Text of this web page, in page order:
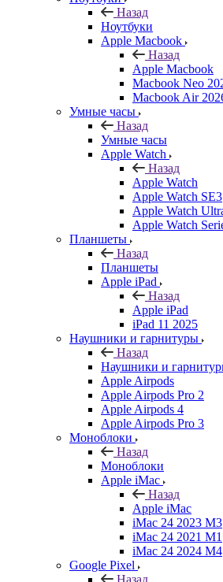
Назад
Ноутбуки
Apple Macbook
Назад
Apple Macbook
Macbook Neo
Macbook Air
Умные часы
Назад
Умные часы
Apple Watch
Назад
Apple Watch
Apple Watch SE3
Apple Watch
Apple Watch
Планшеты
Назад
Планшеты
Apple iPad
Назад
Apple iPad
iPad 11 2025
Наушники и гарнитуры
Назад
Наушники и
Apple Airpods
Apple Airpods Pro 2
Apple Airpods 4
Apple Airpods Pro 3
Моноблоки
Назад
Моноблоки
Apple iMac
Назад
Apple iMac
iMac 24 2023 M3
iMac 24 2021 M1
iMac 24 2024 M4
Google Pixel
Назад